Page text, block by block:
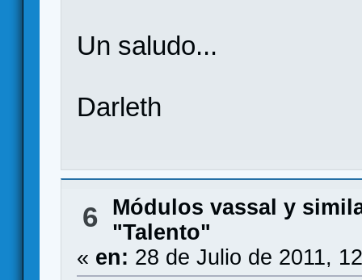
Un saludo...
Darleth
6
Módulos vassal y
"Talento"
« en: 28 de Julio de 2011,